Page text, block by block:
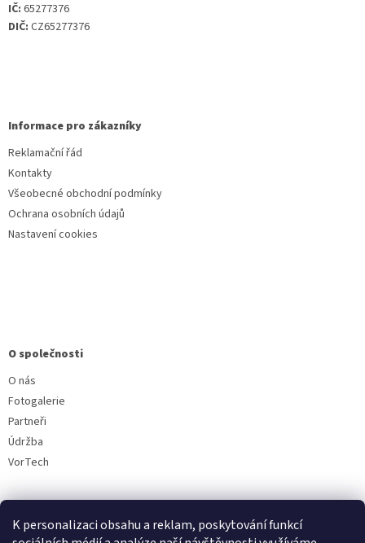
K personalizaci obsahu a reklam, poskytování funkcí
IČ: 65277376
DIČ: CZ65277376
Informace pro zákazníky
Reklamační řád
Kontakty
Všeobecné obchodní podmínky
Ochrana osobních údajů
Nastavení cookies
O společnosti
O nás
Fotogalerie
Partneři
Údržba
VorTech